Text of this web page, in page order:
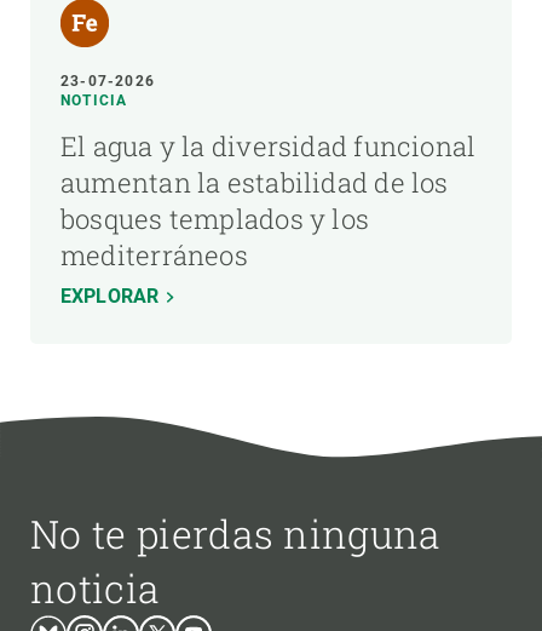
23-07-2026
NOTICIA
El agua y la diversidad funcional
aumentan la estabilidad de los
bosques templados y los
mediterráneos
EXPLORAR
No te pierdas ninguna
noticia
BlueskyInstagram
LinkedinTwitterYoutube